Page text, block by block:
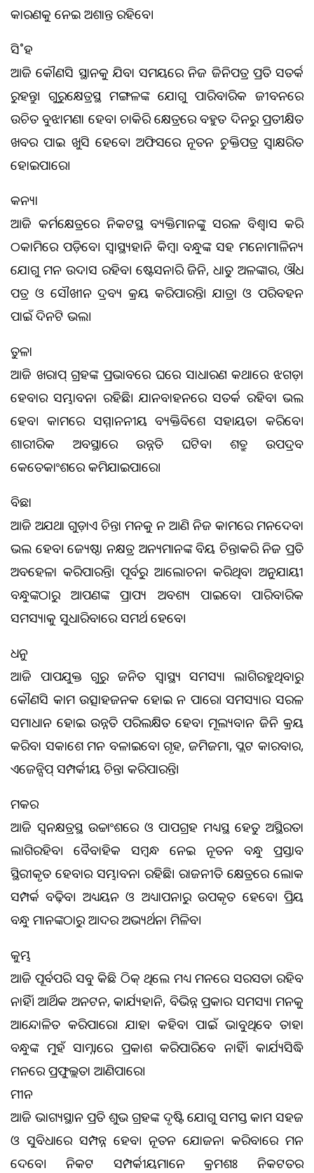
କାରଣକୁ ନେଇ ଅଶାନ୍ତ ରହିବେ।
ସି˚ହ
ଆଜି କୌଣସି ସ୍ଥାନକୁ ଯିବା ସମୟରେ ନିଜ ଜିନିଷପତ୍ର ପ୍ରତି ସତର୍କ
ରୁହନ୍ତୁ। ଗୁରୁକ୍ଷେତ୍ରସ୍ଥ ମଙ୍ଗଳଙ୍କ ଯୋଗୁ ପାରିବାରିକ ଜୀବନରେ
ଉଚିତ ବୁଝାମଣା ହେବ। ଚାକିରି କ୍ଷେତ୍ରରେ ବହୁତ ଦିନରୁ ପ୍ରତୀକ୍ଷିତ
ଖବର ପାଇ ଖୁସି ହେବେ। ଅଫିସରେ ନୂତନ ଚୁକ୍ତିପତ୍ର ସ୍ବାକ୍ଷରିତ
ହୋଇପାରେ।
କନ୍ୟା
ଆଜି କର୍ମକ୍ଷେତ୍ରରେ ନିକଟସ୍ଥ ବ୍ୟକ୍ତିମାନଙ୍କୁ ସରଳ ବିଶ୍ୱାସ କରି
ଠକାମିରେ ପଡ଼ିବେ। ସ୍ବାସ୍ଥ୍ୟହାନି କିମ୍ବା ବନ୍ଧୁଙ୍କ ସହ ମନୋମାଳିନ୍ୟ
ଯୋଗୁ ମନ ଉଦାସ ରହିବ। ଷ୍ଟେସନାରି ଜିନିଷ, ଧାତୁ ଅଳଙ୍କାର, ଔଷଧ
ପତ୍ର ଓ ସୌଖୀନ ଦ୍ରବ୍ୟ କ୍ରୟ କରିପାରନ୍ତି। ଯାତ୍ରା ଓ ପରିବହନ
ପାଇଁ ଦିନଟି ଭଲ।
ତୁଳା
ଆଜି ଖରାପ୍ ଗ୍ରହଙ୍କ ପ୍ରଭାବରେ ଘରେ ସାଧାରଣ କଥାରେ ଝଗଡ଼ା
ହେବାର ସମ୍ଭାବନା ରହିଛି। ଯାନବାହନରେ ସତର୍କ ରହିବା ଭଲ
ହେବ। କାମରେ ସମ୍ମାନନୀୟ ବ୍ୟକ୍ତିବିଶେଷ ସହାୟତା କରିବେ।
ଶାରୀରିକ ଅବସ୍ଥାରେ ଉନ୍ନତି ଘଟିବ। ଶତ୍ରୁ ଉପଦ୍ରବ
କେତେକାଂଶରେ କମିଯାଇପାରେ।
ବିଛା
ଆଜି ଅଯଥା ଗୁଡ଼ାଏ ଚିନ୍ତା ମନକୁ ନ ଆଣି ନିଜ କାମରେ ମନଦେବା
ଭଲ ହେବ। ଜ୍ୟେଷ୍ଠା ନକ୍ଷତ୍ର ଅନ୍ୟମାନଙ୍କ ବିଷୟ ଚିନ୍ତାକରି ନିଜ ପ୍ରତି
ଅବହେଳା କରିପାରନ୍ତି। ପୂର୍ବରୁ ଆଲୋଚନା କରିଥିବା ଅନୁଯାୟୀ
ବନ୍ଧୁଙ୍କଠାରୁ ଆପଣଙ୍କ ପ୍ରାପ୍ୟ ଅବଶ୍ୟ ପାଇବେ। ପାରିବାରିକ
ସମସ୍ୟାକୁ ସୁଧାରିବାରେ ସମର୍ଥ ହେବେ।
ଧନୁ
ଆଜି ପାପଯୁକ୍ତ ଗୁରୁ ଜନିତ ସ୍ବାସ୍ଥ୍ୟ ସମସ୍ୟା ଲାଗିରହୁଥିବାରୁ
କୌଣସି କାମ ଉତ୍ସାହଜନକ ହୋଇ ନ ପାରେ। ସମସ୍ୟାର ସରଳ
ସମାଧାନ ହୋଇ ଉନ୍ନତି ପରିଲକ୍ଷିତ ହେବ। ମୂଲ୍ୟବାନ ଜିନିଷ କ୍ରୟ
କରିବା ସକାଶେ ମନ ବଳାଇବେ। ଗୃହ, ଜମିଜମା, ପ୍ଲଟ କାରବାର,
ଏଜେନ୍ସିପ୍‌ ସମ୍ପର୍କୀୟ ଚିନ୍ତା କରିପାରନ୍ତି।
ମକର
ଆଜି ସ୍ବନକ୍ଷତ୍ରସ୍ଥ ଉଚ୍ଚାଂଶରେ ଓ ପାପଗ୍ରହ ମଧ୍ୟସ୍ଥ ହେତୁ ଅସ୍ଥିରତା
ଲାଗିରହିବ। ବୈବାହିକ ସମ୍ବନ୍ଧ ନେଇ ନୂତନ ବନ୍ଧୁ ପ୍ରସ୍ତାବ
ସ୍ଥିରୀକୃତ ହେବାର ସମ୍ଭାବନା ରହିଛି। ରାଜନୀତି କ୍ଷେତ୍ରରେ ଲୋକ
ସମ୍ପର୍କ ବଢ଼ିବ। ଅଧ୍ୟୟନ ଓ ଅଧ୍ୟାପନାରୁ ଉପକୃତ ହେବେ। ପ୍ରିୟ
ବନ୍ଧୁ ମାନଙ୍କଠାରୁ ଆଦର ଅଭ୍ୟର୍ଥନା ମିଳିବ।
କୁମ୍ଭ
ଆଜି ପୂର୍ବପରି ସବୁ କିଛି ଠିକ୍‌ ଥିଲେ ମଧ୍ୟ ମନରେ ସରସତା ରହିବ
ନାହିଁ। ଆର୍ଥିକ ଅନଟନ, କାର୍ଯ୍ୟହାନି, ବିଭିନ୍ନ ପ୍ରକାର ସମସ୍ୟା ମନକୁ
ଆନ୍ଦୋଳିତ କରିପାରେ। ଯାହା କହିବା ପାଇଁ ଭାବୁଥିବେ ତାହା
ବନ୍ଧୁଙ୍କ ମୁହଁ ସାମ୍ନାରେ ପ୍ରକାଶ କରିପାରିବେ ନାହିଁ। କାର୍ଯ୍ୟସିଦ୍ଧି
ମନରେ ପ୍ରଫୁଲ୍ଲତା ଆଣିପାରେ।
ମୀନ
ଆଜି ଭାଗ୍ୟସ୍ଥାନ ପ୍ରତି ଶୁଭ ଗ୍ରହଙ୍କ ଦୃଷ୍ଟି ଯୋଗୁ ସମସ୍ତ କାମ ସହଜ
ଓ ସୁବିଧାରେ ସମ୍ପନ୍ନ ହେବ। ନୂତନ ଯୋଜନା କରିବାରେ ମନ
ଦେବେ। ନିକଟ ସମ୍ପର୍କୀୟମାନେ କ୍ରମଶଃ ନିକଟତର